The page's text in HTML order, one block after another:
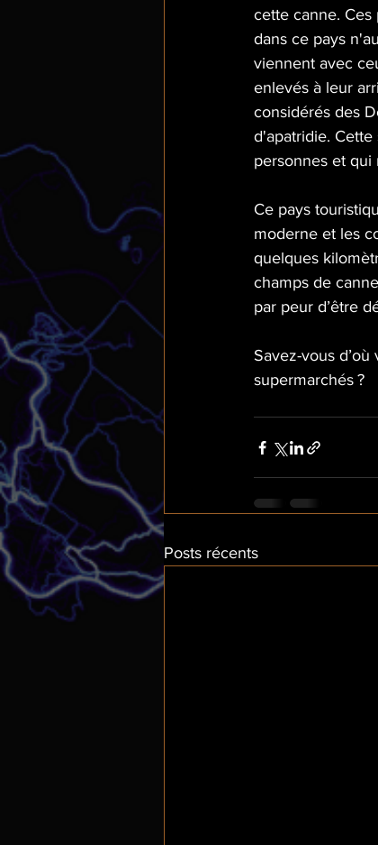
cette canne.
dans ce pays
viennent avec
enlevés à leur
considérés des
d'apatridie.
personnes et qui
Ce pays
moderne et les
quelques
champs de
par peur d’être
Savez-vous
supermarchés ?
Posts récents